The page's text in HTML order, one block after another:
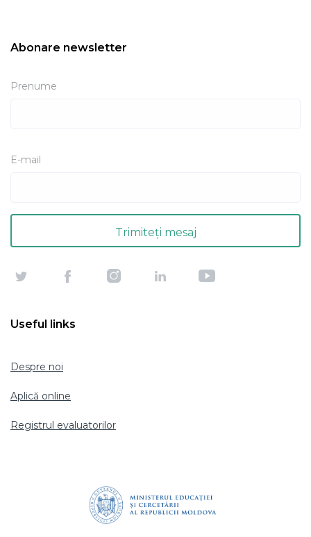
Abonare newsletter
Prenume
E-mail
Useful links
Despre noi
Aplică online
Registrul evaluatorilor